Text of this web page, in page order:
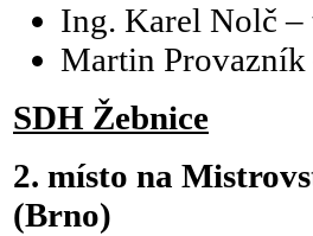
Ing. Karel Nolč
Martin
SDH Žebnice
2. místo na
(Brno)